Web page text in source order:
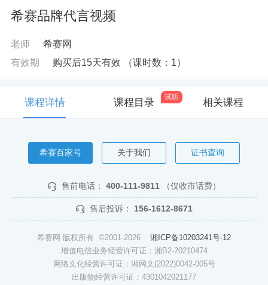
希赛品牌代言视频
老师
希赛网
有效期
购买后15天有效 （课时数： 1）
课程详情 课程目录
试听
相关课程
希赛百家号 关于我们 证书查询
售前电话： 400-111-9811 （仅收市话费）
售后投诉： 156-1612-8671
希赛网 版权所有 ©2001-2026 湘ICP备10203241号-12
增值电信业务经营许可证：湘B2-20210474
网络文化经营许可证：湘网文(2022)0042-005号
出版物经营许可证：4301042021177